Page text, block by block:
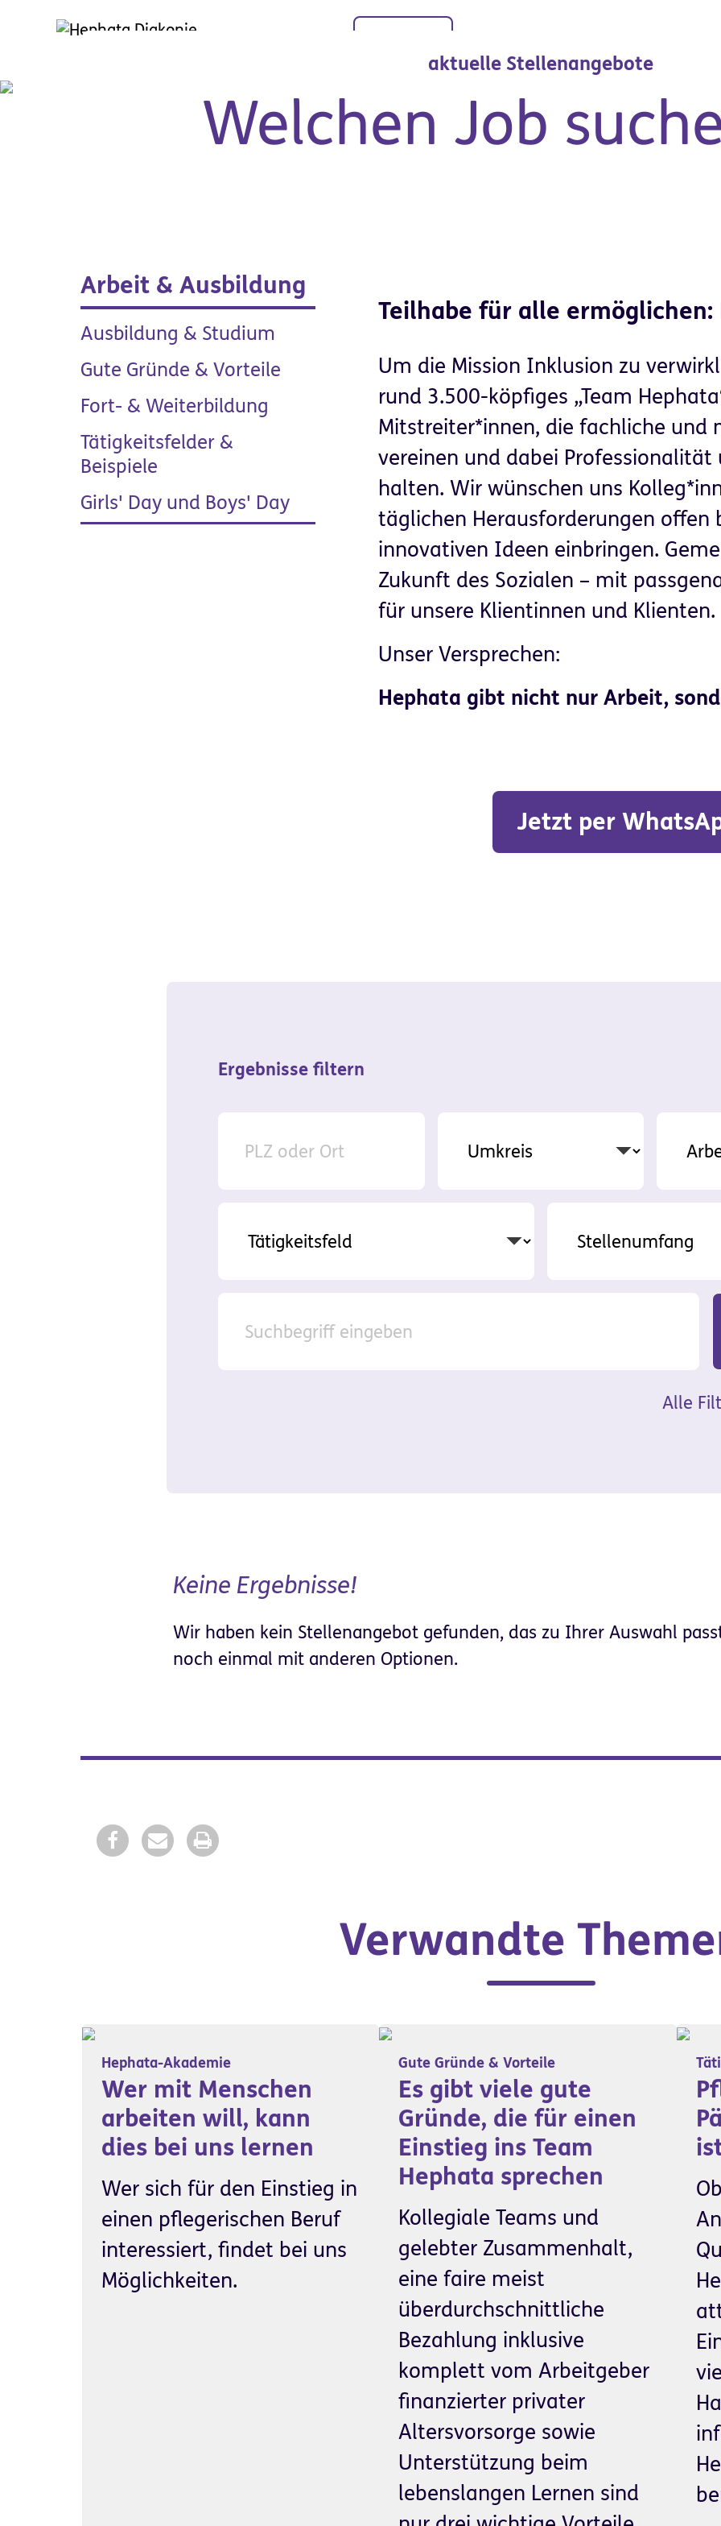
Hilfe & Rat Arbeit & Ausbildung
Organisation &
Unternehmen
Partner für
Unternehmen
Helfen & Spenden
aktuelle Stellenangebote
Welchen Job
Arbeit & Ausbildung
Ausbildung & Studium
Gute Gründe & Vorteile
Fort- & Weiterbildung
Tätigkeitsfelder &
Beispiele
Girls' Day und Boys' Day
Teilhabe für alle ermöglichen:
Um die Mission Inklusion zu
rund 3.500-köpfiges „Team
Mitstreiter*innen, die fachliche und
vereinen und dabei
halten. Wir wünschen uns
täglichen Herausforderungen offen
innovativen Ideen einbringen.
Zukunft des Sozialen – mit
für unsere Klientinnen und Klienten.
Unser Versprechen:
Hephata gibt nicht nur Arbeit,
Jetzt per
Ergebnisse filtern
Alle
Keine Ergebnisse!
Wir haben kein Stellenangebot gefunden, das zu Ihrer Auswahl
noch einmal mit anderen Optionen.
Verwandte
Hephata-Akademie
Wer mit Menschen
arbeiten will, kann
dies bei uns lernen
Wer sich für den Einstieg in
einen pflegerischen Beruf
interessiert, findet bei uns
Möglichkeiten.
Gute Gründe & Vorteile
Es gibt viele gute
Gründe, die für einen
Einstieg ins Team
Hephata sprechen
Kollegiale Teams und
gelebter Zusammenhalt,
eine faire meist
überdurchschnittliche
Bezahlung inklusive
komplett vom Arbeitgeber
finanzierter privater
Altersvorsorge sowie
Unterstützung beim
lebenslangen Lernen sind